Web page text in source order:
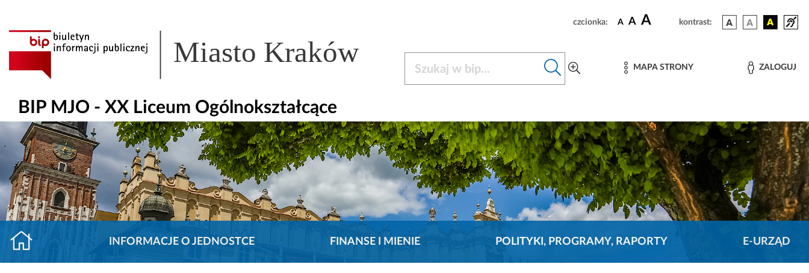
czcionka: A A A kontrast:
Miasto Kraków MAPA STRONY ZALOGUJ
BIP MJO - XX Liceum Ogólnokształcące
INFORMACJE O JEDNOSTCE FINANSE I MIENIE POLITYKI, PROGRAMY, RAPORTY E-URZĄD